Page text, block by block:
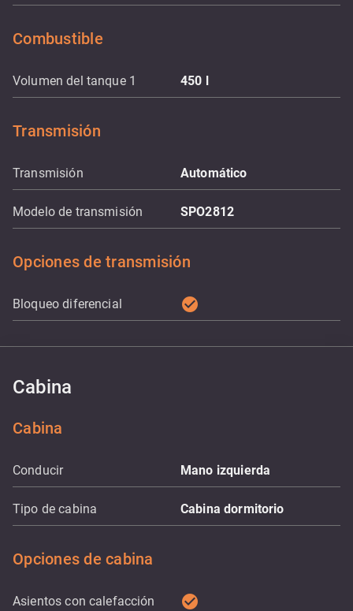
Combustible
Volumen del tanque 1 450 l
Transmisión
Transmisión Automático
Modelo de transmisión SPO2812
Opciones de transmisión
Bloqueo diferencial check_circle
Cabina
Cabina
Conducir Mano izquierda
Tipo de cabina Cabina dormitorio
Opciones de cabina
Asientos con calefacción check_circle